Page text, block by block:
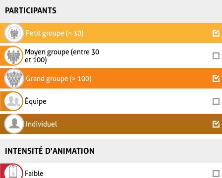
PARTICIPANTS
Petit groupe (< 30)
Moyen groupe (entre 30
et 100)
Grand groupe (> 100)
Équipe
Individuel
INTENSITÉ D'ANIMATION
Faible